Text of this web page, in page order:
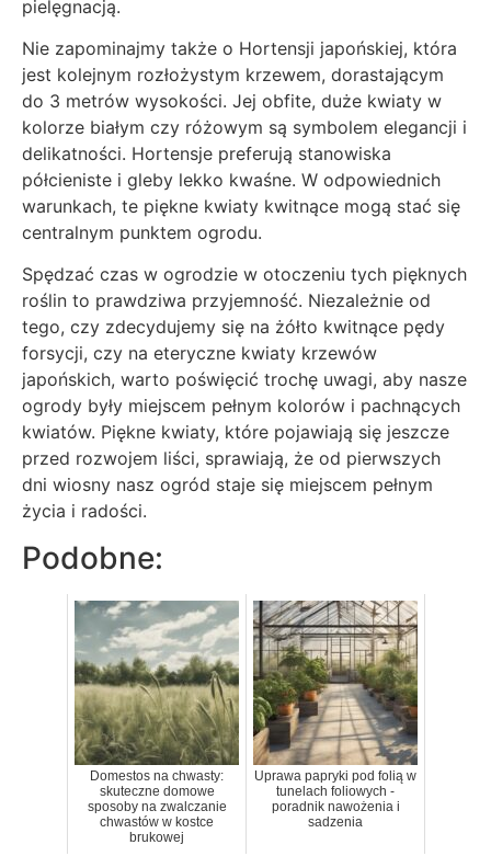
pielęgnacją.
Nie zapominajmy także o Hortensji japońskiej, która
jest kolejnym rozłożystym krzewem, dorastającym
do 3 metrów wysokości. Jej obfite, duże kwiaty w
kolorze białym czy różowym są symbolem elegancji i
delikatności. Hortensje preferują stanowiska
półcieniste i gleby lekko kwaśne. W odpowiednich
warunkach, te piękne kwiaty kwitnące mogą stać się
centralnym punktem ogrodu.
Spędzać czas w ogrodzie w otoczeniu tych pięknych
roślin to prawdziwa przyjemność. Niezależnie od
tego, czy zdecydujemy się na żółto kwitnące pędy
forsycji, czy na eteryczne kwiaty krzewów
japońskich, warto poświęcić trochę uwagi, aby nasze
ogrody były miejscem pełnym kolorów i pachnących
kwiatów. Piękne kwiaty, które pojawiają się jeszcze
przed rozwojem liści, sprawiają, że od pierwszych
dni wiosny nasz ogród staje się miejscem pełnym
życia i radości.
Podobne:
Domestos na chwasty:
skuteczne domowe
sposoby na zwalczanie
chwastów w kostce
brukowej
Uprawa papryki pod folią w
tunelach foliowych -
poradnik nawożenia i
sadzenia